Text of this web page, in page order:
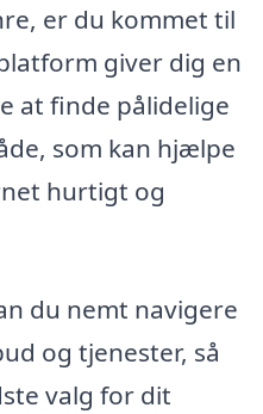
er du kommet til
giver dig en
at finde pålidelige
som kan hjælpe
hurtigt og
du nemt navigere
og tjenester, så
valg for dit